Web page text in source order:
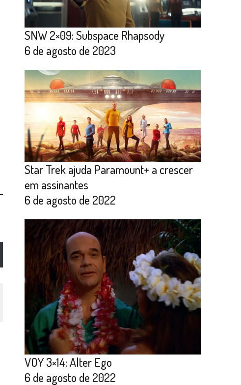
SNW 2×09: Subspace Rhapsody
6 de agosto de 2023
Star Trek ajuda Paramount+ a crescer
em assinantes
6 de agosto de 2022
VOY 3×14: Alter Ego
6 de agosto de 2022